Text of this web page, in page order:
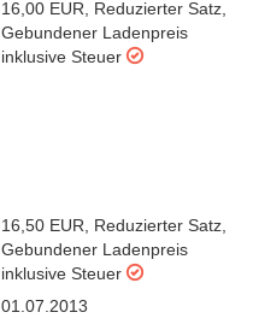
16,00 EUR
Reduzierter Satz
Gebundener Ladenpreis
inklusive Steuer
16,50 EUR, Reduzierter Satz,
Gebundener Ladenpreis
inklusive Steuer
01.07.2013